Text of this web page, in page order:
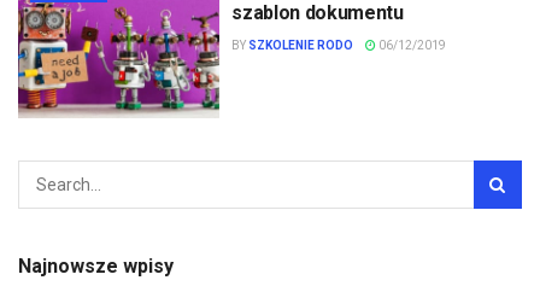
szablon dokumentu
BY SZKOLENIE RODO 06/12/2019
Najnowsze wpisy